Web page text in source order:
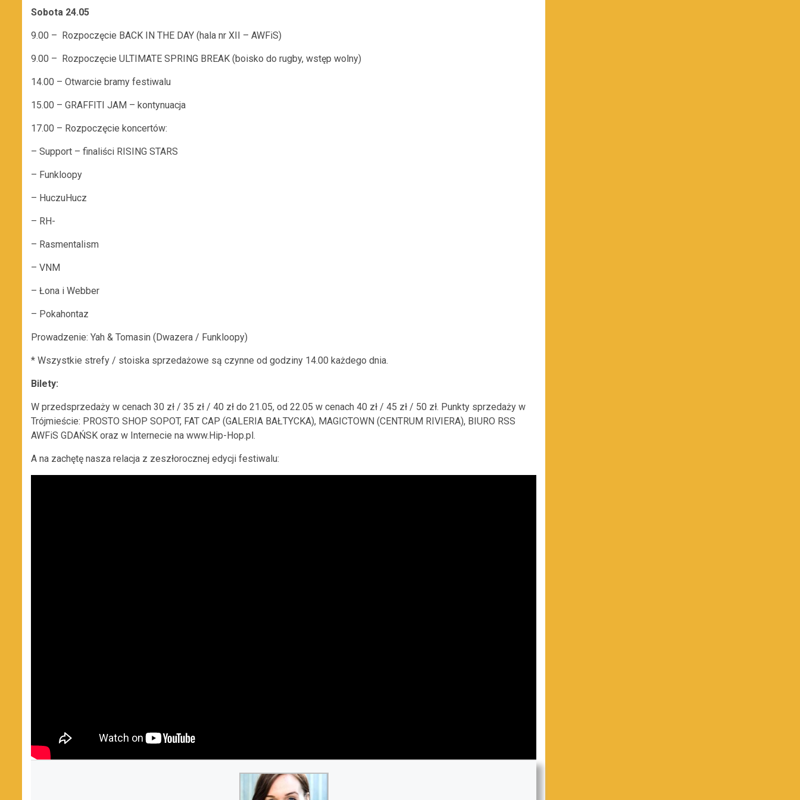
Sobota 24.05
9.00 – Rozpoczęcie BACK IN THE DAY (hala nr XII – AWFiS)
9.00 – Rozpoczęcie ULTIMATE SPRING BREAK (boisko do rugby, wstęp wolny)
14.00 – Otwarcie bramy festiwalu
15.00 – GRAFFITI JAM – kontynuacja
17.00 – Rozpoczęcie koncertów:
– Support – finaliści RISING STARS
– Funkloopy
– HuczuHucz
– RH-
– Rasmentalism
– VNM
– Łona i Webber
– Pokahontaz
Prowadzenie: Yah & Tomasin (Dwazera / Funkloopy)
* Wszystkie strefy / stoiska sprzedażowe są czynne od godziny 14.00 każdego dnia.
Bilety:
W przedsprzedaży w cenach 30 zł / 35 zł / 40 zł do 21.05, od 22.05 w cenach 40 zł / 45 zł / 50 zł. Punkty sprzedaży w
Trójmieście: PROSTO SHOP SOPOT, FAT CAP (GALERIA BAŁTYCKA), MAGICTOWN (CENTRUM RIVIERA), BIURO RSS
AWFiS GDAŃSK oraz w Internecie na www.Hip-Hop.pl.
A na zachętę nasza relacja z zeszłorocznej edycji festiwalu: